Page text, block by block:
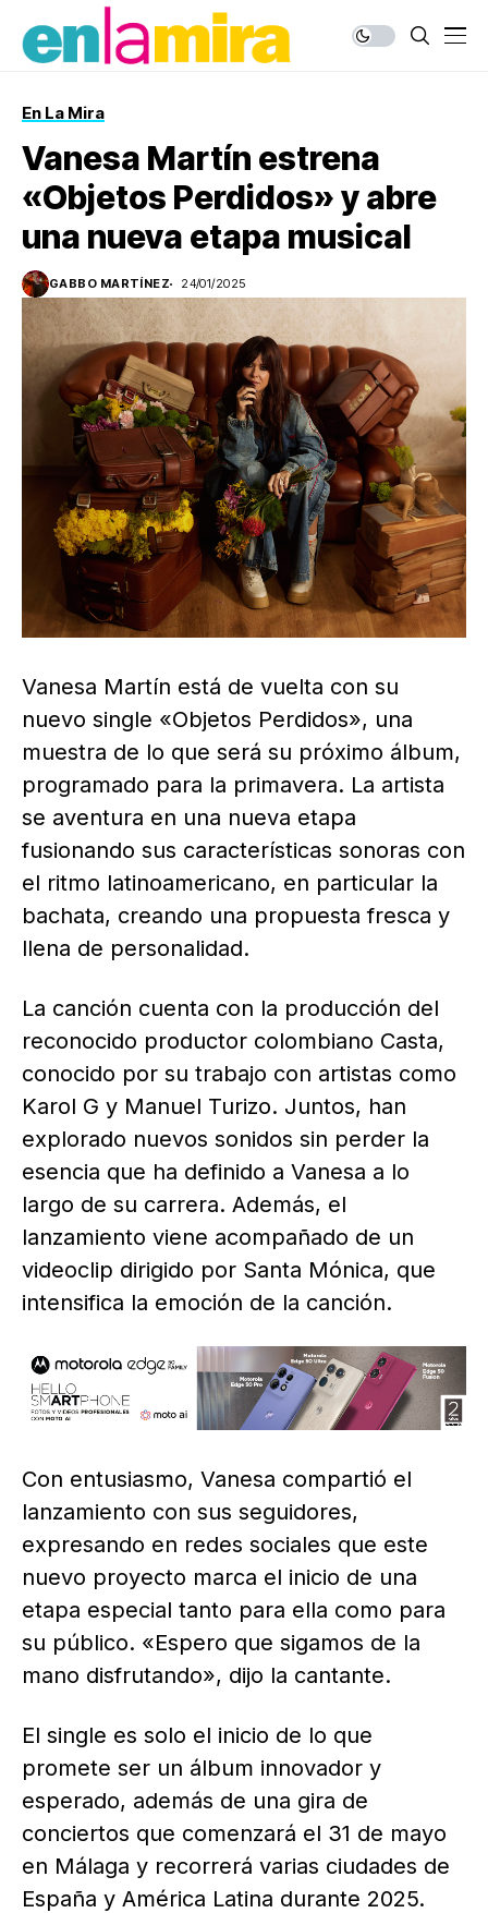
En La Mira
Vanesa Martín estrena
«Objetos Perdidos» y abre
una nueva etapa musical
GABBO MARTÍNEZ 24/01/2025
Vanesa Martín está de vuelta con su
nuevo single «Objetos Perdidos», una
muestra de lo que será su próximo álbum,
programado para la primavera. La artista
se aventura en una nueva etapa
fusionando sus características sonoras con
el ritmo latinoamericano, en particular la
bachata, creando una propuesta fresca y
llena de personalidad.
La canción cuenta con la producción del
reconocido productor colombiano Casta,
conocido por su trabajo con artistas como
Karol G y Manuel Turizo. Juntos, han
explorado nuevos sonidos sin perder la
esencia que ha definido a Vanesa a lo
largo de su carrera. Además, el
lanzamiento viene acompañado de un
videoclip dirigido por Santa Mónica, que
intensifica la emoción de la canción.
Con entusiasmo, Vanesa compartió el
lanzamiento con sus seguidores,
expresando en redes sociales que este
nuevo proyecto marca el inicio de una
etapa especial tanto para ella como para
su público. «Espero que sigamos de la
mano disfrutando», dijo la cantante.
El single es solo el inicio de lo que
promete ser un álbum innovador y
esperado, además de una gira de
conciertos que comenzará el 31 de mayo
en Málaga y recorrerá varias ciudades de
España y América Latina durante 2025.